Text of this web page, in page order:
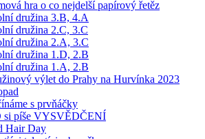
hra o co nejdelší papírový řetěz
družina 3.B, 4.A
družina 2.C, 3.C
družina 2.A, 3.C
družina 1.D, 2.B
družina 1.A, 2.B
výlet do Prahy na Hurvínka 2023
s prvňáčky
si píše VYSVĚDČENÍ
Hair Day